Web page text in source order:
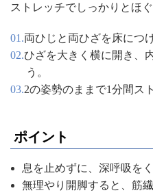
ストレッチでしっかりとほぐ
両ひじと両ひざを床につ
ひざを大きく横に開き、
う。
2の姿勢のままで1分間ス
ポイント
息を止めずに、深呼吸を
無理やり開脚すると、筋